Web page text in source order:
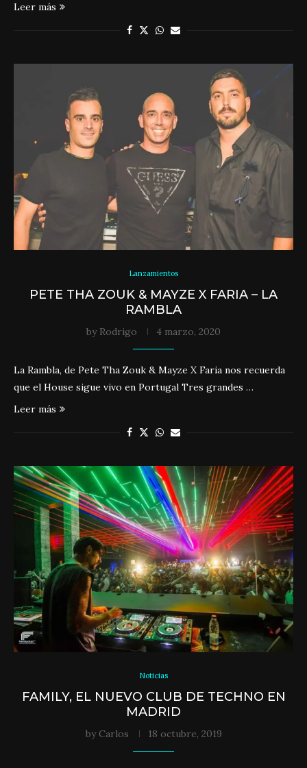
Leer más
Lanzamientos
PETE THA ZOUK & MAYZE X FARIA – LA
RAMBLA
by Rodrigo 4 marzo, 2020
La Rambla, de Pete Tha Zouk & Mayze X Faria nos recuerda
que el House sigue vivo en Portugal Tres grandes …
Leer más
Noticias
FAMILY, EL NUEVO CLUB DE TECHNO EN
MADRID
by Carlos 18 octubre, 2019